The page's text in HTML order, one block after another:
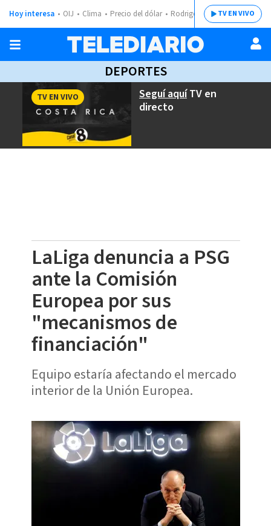
Hoy interesa OIJ Clima Precio del dólar Rodrigo ChavesTV EN VIVO
DEPORTES
Seguí aquíTV en
directo
TV EN VIVO
LaLiga denuncia a PSG
ante la Comisión
Europea por sus
"mecanismos de
financiación"
Equipo estaría afectando el mercado
interior de la Unión Europea.